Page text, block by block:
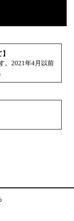
。2021年4月以前